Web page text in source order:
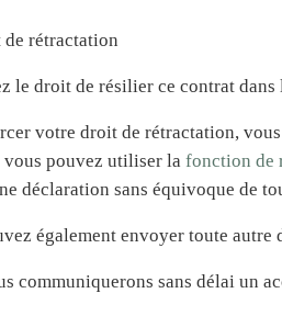
rétractation
le droit de résilier ce contrat
votre droit de rétractation,
pouvez utiliser la fonction de
déclaration sans équivoque de
également envoyer toute
communiquerons sans délai un